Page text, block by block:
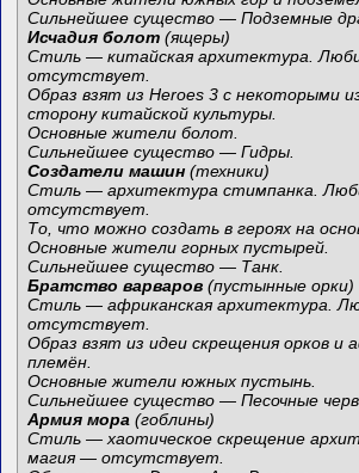
Сильнейшее существо — Подземные
Исчадия болот (ящеры)
Стиль — китайская архитектура.
отсутствует.
Образ взят из Heroes 3 с некоторыми
сторону китайской культуры.
Основные жители болот.
Сильнейшее существо — Гидры.
Создатели машин (техники)
Стиль — архитектура стимпанка.
отсутствует.
То, что можно создать в героях на
Основные жители горных пустырей.
Сильнейшее существо — Танк.
Братство варваров (пустынные орки)
Стиль — африканская архитектура.
отсутствует.
Образ взят из идеи скрещения орков и
племён.
Основные жители южных пустынь.
Сильнейшее существо — Песочные
Армия мора (гоблины)
Стиль — хаотическое скрещение
магия — отсутствует.